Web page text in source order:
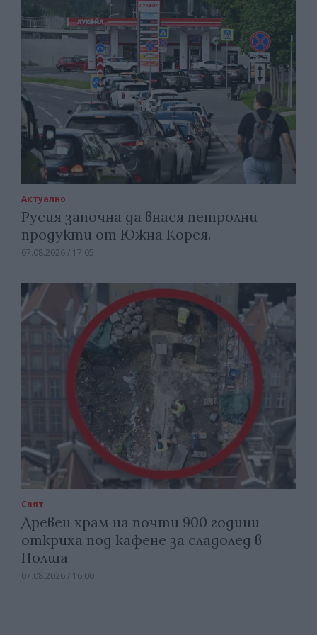
Актуално
Русия започна да внася петролни
продукти от Южна Корея.
07.08.2026 / 17:05
Свят
Древен храм на почти 900 години
откриха под кафене за сладолед в
Полша
07.08.2026 / 16:00